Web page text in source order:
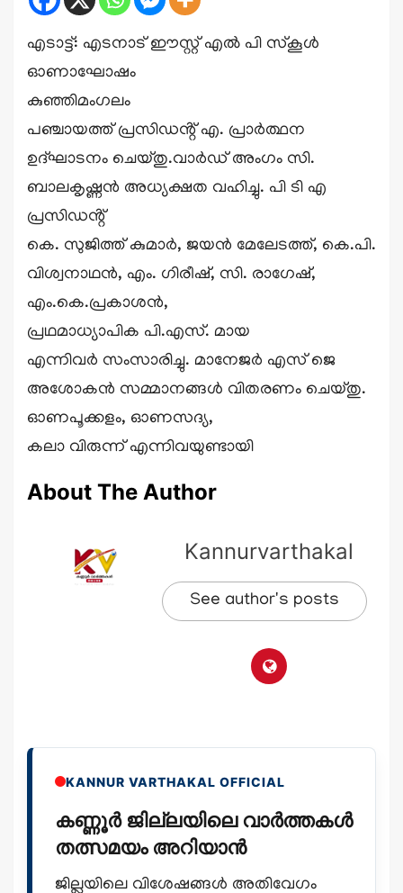
എടാട്ട്: എടനാട് ഈസ്റ്റ് എൽ പി സ്കൂൾ
ഓണാഘോഷം
കുഞ്ഞിമംഗലം
പഞ്ചായത്ത് പ്രസിഡൻ്റ് എ. പ്രാർത്ഥന
ഉദ്ഘാടനം ചെയ്തു.വാർഡ് അംഗം സി.
ബാലകൃഷ്ണൻ അധ്യക്ഷത വഹിച്ചു. പി ടി എ
പ്രസിഡൻ്റ്
കെ. സുജിത്ത് കുമാർ, ജയൻ മേലേടത്ത്, കെ.പി.
വിശ്വനാഥൻ, എം. ഗിരീഷ്, സി. രാഗേഷ്,
എം.കെ.പ്രകാശൻ,
പ്രഥമാധ്യാപിക പി.എസ്. മായ
എന്നിവർ സംസാരിച്ചു. മാനേജർ എസ് ജെ
അശോകൻ സമ്മാനങ്ങൾ വിതരണം ചെയ്തു.
ഓണപൂക്കളം, ഓണസദ്യ,
കലാ വിരുന്ന് എന്നിവയുണ്ടായി
About The Author
Kannurvarthakal
See author's posts
KANNUR VARTHAKAL OFFICIAL
കണ്ണൂർ ജില്ലയിലെ വാർത്തകൾ
തത്സമയം അറിയാൻ
ജില്ലയിലെ വിശേഷങ്ങൾ അതിവേഗം